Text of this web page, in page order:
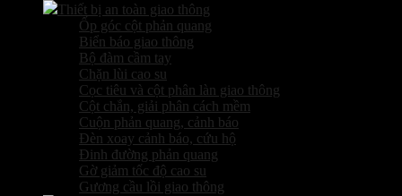
Thiết bị an toàn giao thông
Ốp góc cột phản quang
Biển báo giao thông
Bộ đàm cầm tay
Chặn lùi cao su
Cọc tiêu và cột phân làn giao thông
Cột chắn, giải phân cách mềm
Cuộn phản quang, cảnh báo
Đèn xoay cảnh báo, cứu hộ
Đinh đường phản quang
Gờ giảm tốc độ cao su
Gương cầu lồi giao thông